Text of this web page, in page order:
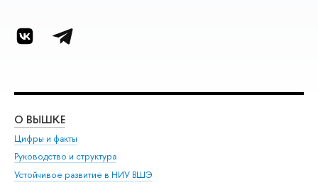
О ВЫШКЕ
Цифры и факты
Руководство и структура
Устойчивое развитие в НИУ ВШЭ